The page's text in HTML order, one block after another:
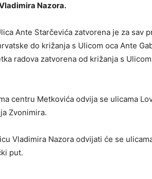
Nazora.
Ante Starčevića zatvorena je za sav
do križanja s Ulicom oca Ante
radova zatvorena od križanja s
centru Metkovića odvija se ulicama
Zvonimira.
Vladimira Nazora odvijati će se
put.